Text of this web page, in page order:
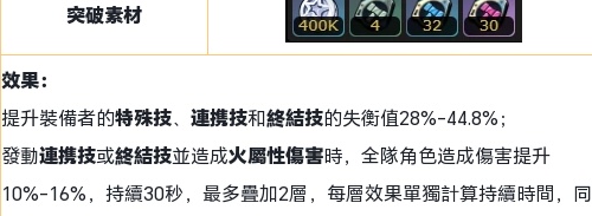
突破素材
效果：
提升裝備者的特殊技、 連携技和終結技的失衡值28%-44.8%；
發動連携技或終結技並造成火屬性傷害時，全隊角色造成傷害提升
10%-16%，持續30秒，最多疊加2層，每層效果單獨計算持續時間，同